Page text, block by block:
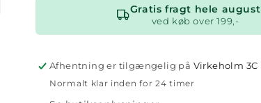
Gratis fragt hele august
ved køb over 199,-
Afhentning er tilgængelig på Virkeholm 3C
Normalt klar inden for 24 timer